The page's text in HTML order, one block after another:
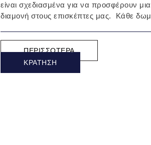
είναι σχεδιασμένα για να προσφέρουν
διαμονή στους επισκέπτες μας. Κάθε
ΠΕΡΙΣΣΌΤΕΡΑ
ΚΡΆΤΗΣΗ